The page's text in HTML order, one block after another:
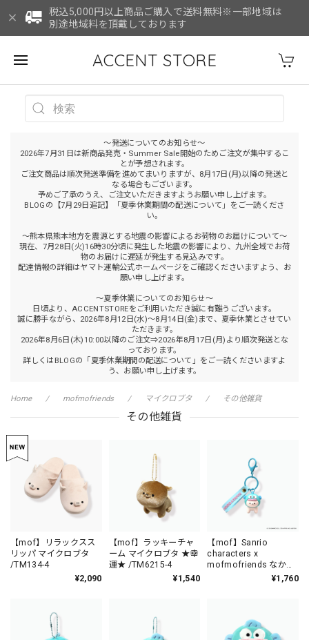
税込5,000円以上商品ご購入で送料無料※一部地域は
別途地域料を頂戴しております
ACCENT STORE
～発送についてのお知らせ～
2026年7月31日は新商品発売・Summer Sale開始のためご注文が集中するこ
とが予想されます。
ご注文商品は順次発送準備を進めてまいりますが、8月17日(月)以降の発送と
なる場合もございます。
予めご了承のうえ、ご注文いただきますようお願い申し上げます。
BLOGの【7月29日追記】「夏季休業期間の配送について」をご一読くださ
い。
～熊本県熊本地方を震源とする地震の影響によるお荷物のお届けについて～
現在、7月28日(火)16時30分頃に発生した地震の影響により、九州全域でお荷
物のお届けに遅延が発生する見込みです。
配達情報の詳細はヤマト運輸公式ホームページをご確認くださいますよう、お
願い申し上げます。
～夏季休業についてのお知らせ～
日頃より、ACCENTSTOREをご利用いただき誠に有難うございます。
誠に勝手ながら、2026年8月12日(水)～8月14日(金)まで、夏季休業とさせてい
ただきます。
2026年8月6日(木)10:00以降のご注文⇒2026年8月17日(月)より順次発送とな
っております。
詳しくはBLOGの「夏季休業期間の配送について」をご一読くださいますよ
う、お願い申し上げます。
Home mofmofriends マイクロブタ その他雑貨
その他雑貨
【mof】リラックスス
リッパ マイクロブタ
/TM134-4
¥2,090
【mof】ラッキーチャ
ーム マイクロブタ ★幸
運★ /TM6215-4
¥1,540
【mof】Sanrio
characters x
mofmofriends なかよ
しPVCキーホルダー¥1,760